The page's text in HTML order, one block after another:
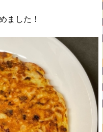
ました！